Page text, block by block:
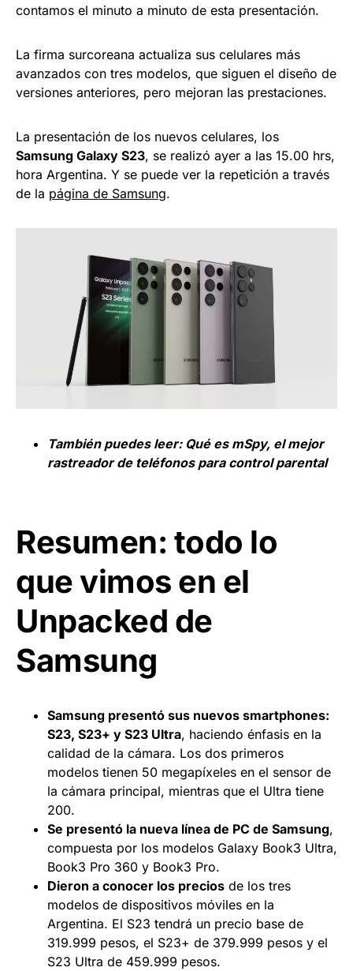
contamos el minuto a minuto de esta presentación.
La firma surcoreana actualiza sus celulares más
avanzados con tres modelos, que siguen el diseño de
versiones anteriores, pero mejoran las prestaciones.
La presentación de los nuevos celulares, los
Samsung Galaxy S23, se realizó ayer a las 15.00 hrs,
hora Argentina. Y se puede ver la repetición a través
de la página de Samsung.
También puedes leer: Qué es mSpy, el mejor
rastreador de teléfonos para control parental
Resumen: todo lo
que vimos en el
Unpacked de
Samsung
Samsung presentó sus nuevos smartphones:
S23, S23+ y S23 Ultra, haciendo énfasis en la
calidad de la cámara. Los dos primeros
modelos tienen 50 megapíxeles en el sensor de
la cámara principal, mientras que el Ultra tiene
200.
Se presentó la nueva línea de PC de Samsung,
compuesta por los modelos Galaxy Book3 Ultra,
Book3 Pro 360 y Book3 Pro.
Dieron a conocer los precios de los tres
modelos de dispositivos móviles en la
Argentina. El S23 tendrá un precio base de
319.999 pesos, el S23+ de 379.999 pesos y el
S23 Ultra de 459.999 pesos.